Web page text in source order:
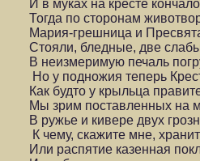
И в муках на кресте
Тогда по сторонам
Мария-грешница и
Стояли, бледные, две
В неизмеримую печаль
Но у подножия теперь
Как будто у крыльца
Мы зрим поставленных на
В ружье и кивере двух
К чему, скажите мне,
Или распятие казенная